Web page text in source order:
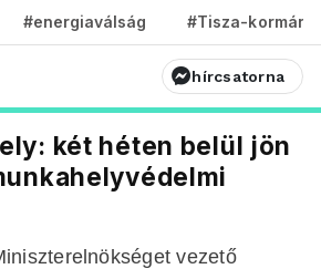
#energiaválság #Tisza-kormány
hírcsatorna
két héten belül jön
vezető